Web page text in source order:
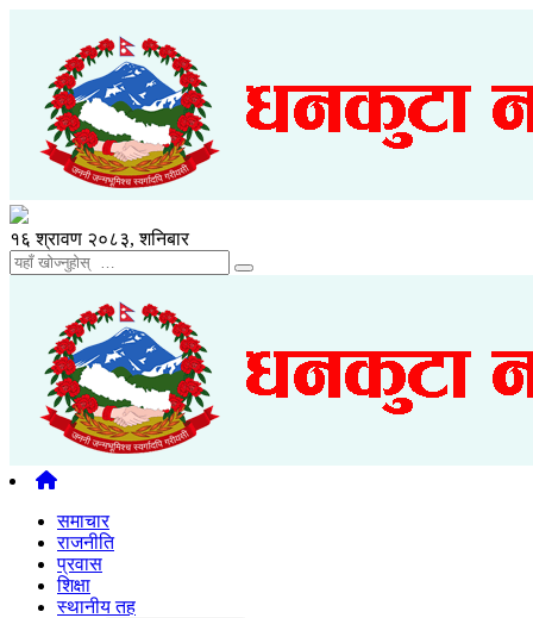
१६ श्रावण २०८३, शनिबार
समाचार
राजनीति
प्रवास
शिक्षा
स्थानीय तह